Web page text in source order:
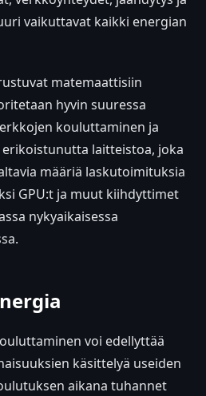
vaikuttavat kaikki energian
matemaattisiin
hyvin suuressa
kouluttaminen ja
laitteistoa, joka
määriä laskutoimituksia
GPU:t ja muut kiihdyttimet
nykyaikaisessa
voi edellyttää
käsittelyä useiden
aikana tuhannet